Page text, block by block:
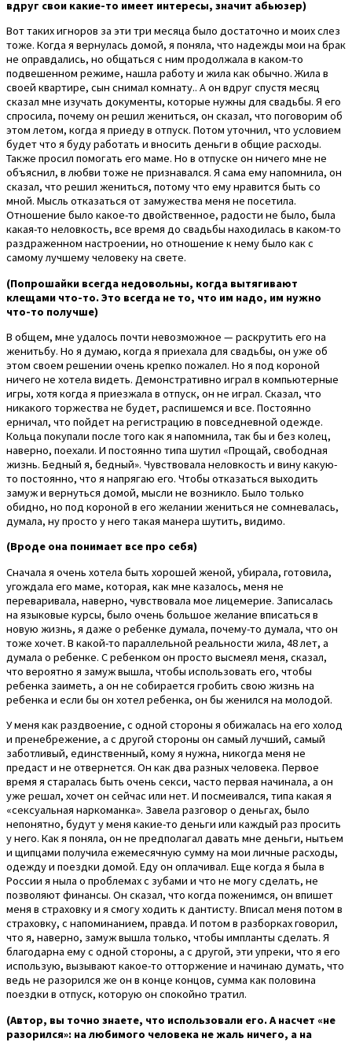
вдруг свои какие-то имеет интересы, значит абьюзер)
Вот таких игноров за эти три месяца было достаточно и моих слез
тоже. Когда я вернулась домой, я поняла, что надежды мои на брак
не оправдались, но общаться с ним продолжала в каком-то
подвешенном режиме, нашла работу и жила как обычно. Жила в
своей квартире, сын снимал комнату.. А он вдруг спустя месяц
сказал мне изучать документы, которые нужны для свадьбы. Я его
спросила, почему он решил жениться, он сказал, что поговорим об
этом летом, когда я приеду в отпуск. Потом уточнил, что условием
будет что я буду работать и вносить деньги в общие расходы.
Также просил помогать его маме. Но в отпуске он ничего мне не
объяснил, в любви тоже не признавался. Я сама ему напомнила, он
сказал, что решил жениться, потому что ему нравится быть со
мной. Мысль отказаться от замужества меня не посетила.
Отношение было какое-то двойственное, радости не было, была
какая-то неловкость, все время до свадьбы находилась в каком-то
раздраженном настроении, но отношение к нему было как с
самому лучшему человеку на свете.
(Попрошайки всегда недовольны, когда вытягивают
клещами что-то. Это всегда не то, что им надо, им нужно
что-то получше)
В общем, мне удалось почти невозможное — раскрутить его на
женитьбу. Но я думаю, когда я приехала для свадьбы, он уже об
этом своем решении очень крепко пожалел. Но я под короной
ничего не хотела видеть. Демонстративно играл в компьютерные
игры, хотя когда я приезжала в отпуск, он не играл. Сказал, что
никакого торжества не будет, распишемся и все. Постоянно
ерничал, что пойдет на регистрацию в повседневной одежде.
Кольца покупали после того как я напомнила, так бы и без колец,
наверно, поехали. И постоянно типа шутил «Прощай, свободная
жизнь. Бедный я, бедный». Чувствовала неловкость и вину какую-
то постоянно, что я напрягаю его. Чтобы отказаться выходить
замуж и вернуться домой, мысли не возникло. Было только
обидно, но под короной в его желании жениться не сомневалась,
думала, ну просто у него такая манера шутить, видимо.
(Вроде она понимает все про себя)
Сначала я очень хотела быть хорошей женой, убирала, готовила,
угождала его маме, которая, как мне казалось, меня не
переваривала, наверно, чувствовала мое лицемерие. Записалась
на языковые курсы, было очень большое желание вписаться в
новую жизнь, я даже о ребенке думала, почему-то думала, что он
тоже хочет. В какой-то параллельной реальности жила, 48 лет, а
думала о ребенке. С ребенком он просто высмеял меня, сказал,
что вероятно я замуж вышла, чтобы использовать его, чтобы
ребенка заиметь, а он не собирается гробить свою жизнь на
ребенка и если бы он хотел ребенка, он бы женился на молодой.
У меня как раздвоение, с одной стороны я обижалась на его холод
и пренебрежение, а с другой стороны он самый лучший, самый
заботливый, единственный, кому я нужна, никогда меня не
предаст и не отвернется. Он как два разных человека. Первое
время я старалась быть очень секси, часто первая начинала, а он
уже решал, хочет он сейчас или нет. И посмеивался, типа какая я
«сексуальная наркоманка». Завела разговор о деньгах, было
непонятно, будут у меня какие-то деньги или каждый раз просить
у него. Как я поняла, он не предполагал давать мне деньги, нытьем
и щипцами получила ежемесячную сумму на мои личные расходы,
одежду и поездки домой. Еду он оплачивал. Еще когда я была в
России я ныла о проблемах с зубами и что не могу сделать, не
позволяют финансы. Он сказал, что когда поженимся, он впишет
меня в страховку и я смогу ходить к дантисту. Вписал меня потом в
страховку, с напоминанием, правда. И потом в разборках говорил,
что я, наверно, замуж вышла только, чтобы импланты сделать. Я
благодарна ему с одной стороны, а с другой, эти упреки, что я его
использую, вызывают какое-то отторжение и начинаю думать, что
ведь не разорился же он в конце концов, сумма как половина
поездки в отпуск, которую он спокойно тратил.
(Автор, вы точно знаете, что использовали его. А насчет «не
разорился»: на любимого человека не жаль ничего, а на